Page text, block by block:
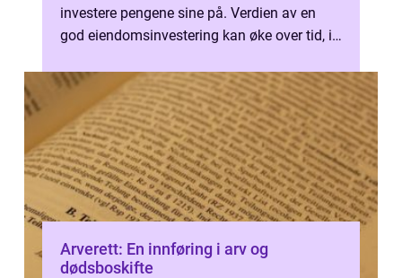
investere pengene sine på. Verdien av en
god eiendomsinvestering kan øke over tid, i
Arverett: En innføring i arv og
dødsboskifte